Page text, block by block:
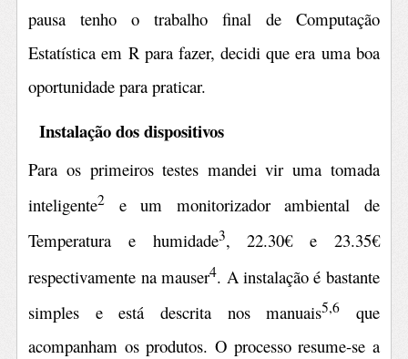
pausa tenho o trabalho final de Computação
Estatística em R para fazer, decidi que era uma boa
oportunidade para praticar.
Instalação dos dispositivos
Para os primeiros testes mandei vir uma tomada
inteligente2
e um monitorizador ambiental de
Temperatura e humidade3, 22.30€ e 23.35€
respectivamente na mauser4. A instalação é bastante
simples e está descrita nos manuais5,6
que
acompanham os produtos. O processo resume-se a